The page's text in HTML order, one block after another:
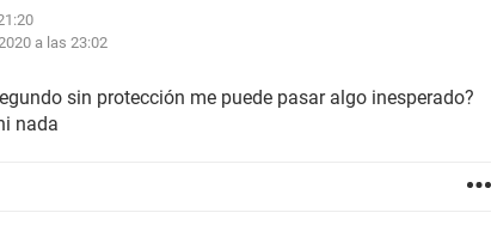
a las 23:02
sin protección me puede pasar algo inesperado?
nada